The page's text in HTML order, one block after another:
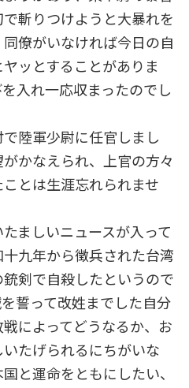
斬りつけようと大暴れを
僚がいなければ今日の自
ッとすることがありま
入れ一応収まったのでし
陸軍少尉に任官しまし
かなえられ、上官の方々
とは生涯忘れられませ
ましいニュースが入って
九年から徴兵された台湾
剣で自殺したというので
誓って改姓までした自分
によってどうなるか、お
たげられるにちがいな
と運命をともにしたい、